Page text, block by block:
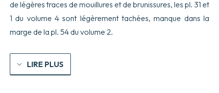
de légères traces de mouillures et de brunissures, les pl. 31 et
1 du volume 4 sont légèrement tachées, manque dans la
marge de la pl. 54 du volume 2.
LIRE PLUS